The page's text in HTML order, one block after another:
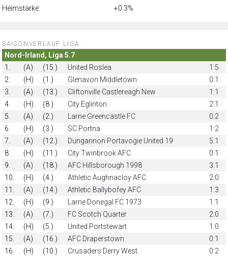
Heimstärke:
+0.3%
SAISONVERLAUF LIGA:
Nord-Irland, Liga 5.7
1.
(A) (15.) United Roslea
1:5
2.
(H) (1.) Glenavon Middletown
0:1
3.
(A) (13.) Cliftonville Castlereagh New
1:1
4.
(H) (8.) City Eglinton
2:1
5.
(A) (2.) Larne Greencastle FC
0:2
6.
(H) (3.) SC Portna
1:2
7.
(A) (12.) Dungannon Portavogie United 19
5:1
8.
(H) (11.) City Twinbrook AFC
0:1
9.
(A) (18.) AFC Hillsborough 1998
3:1
10.
(H) (4.) Athletic Aughnacloy AFC
2:0
11.
(A) (14.) Athletic Ballybofey AFC
1:3
12.
(H) (9.) Larne Donegal FC 1973
1:1
13.
(A) (7.) FC Scotch Quarter
2:0
14.
(H) (5.) United Portstewart
1:0
15.
(A) (16.) AFC Draperstown
0:1
16.
(H) (10.) Crusaders Derry West
0:2